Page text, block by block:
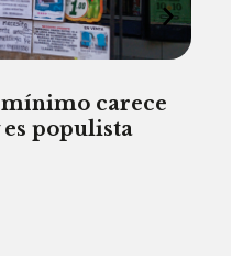
carece
es populista